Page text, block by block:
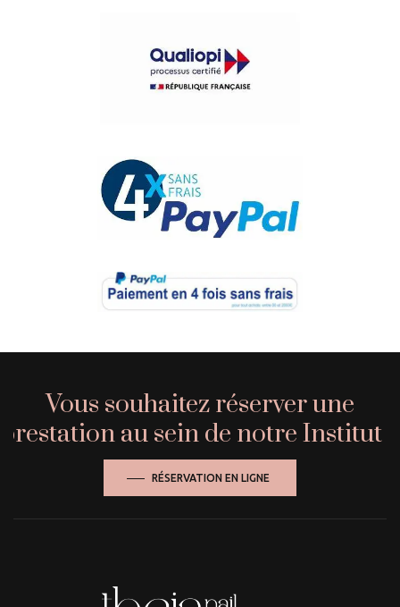
Vous souhaitez réserver une
prestation au sein de notre Institut ?
RÉSERVATION EN LIGNE